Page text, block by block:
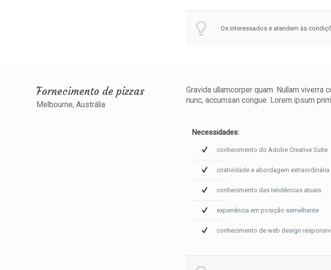
Os interessados e atendem às
Fornecimento de pizzas
Melbourne, Austrália
Gravida ullamcorper quam. Nullam viverra
nunc, accumsan congue. Lorem ipsum
Necessidades:
conhecimento do Adobe Creative Suite
criatividade e abordagem extraordinária
conhecimento das tendências atuais
experiência em posição semelhante
conhecimento de web design